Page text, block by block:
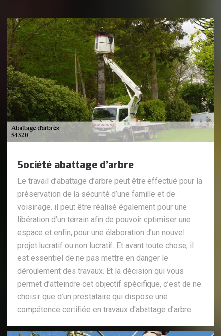
Société abattage d’arbre
Le travail d’abattage d’arbre peut être effectué pour la
préservation de la sécurité d’une famille et de
voisinage, il peut être réalisé également pour une
libération d’un terrain afin de pouvoir optimiser une
espace et enfin, pour une élaboration d’un nouvel
projet lucratif ou non lucratif. Et avant toute chose, il
est essentiel de ne pas mettre en danger le
déroulement des travaux. Et la décision qui vous
permet d’atteindre cet objectif spécifique, c’est de ne
choisir que d’un prestataire qui dispose une
compétence certifiée en travaux d’abattage d’arbre.